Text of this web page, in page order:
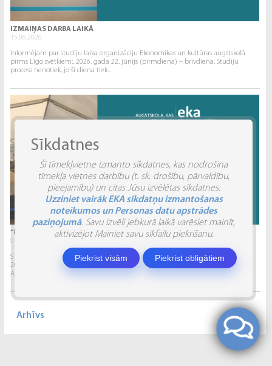
IZMAIŅAS DARBA LAIKĀ
15.06.2026.
Informējam par studiju laika organizāciju Ekonomikas un kultūras augstskolā
pirms Līgo svētkiem:. 2026. gada 22. jūnijs (pirmdiena) – brīvdiena. Studiju
process nenotiek, jo šī diena tiek...
“INVENTIO 2026” ATSKATS
04.06.2026.
STUDĒJOŠO STARPTAUTISKĀ ZINĀTNISKI PRAKTISKĀ KONFERENCE “INVENTIO 2026”.
2026. gada 29. un 30. maijā Ekonomikas un kultūras augstskola sadarbībā ar
Alberta Koledžu organizēja Studējošo...
Arhīvs
Sīkdatnes
Šī tīmekļvietne izmanto sīkdatnes, kas nodrošina
tīmekļa vietnes darbību (t. sk. drošību, pārvaldību,
pieejamību) un citas Jūsu izvēlētas sīkdatnes.
Uzziniet vairāk EKA sīkdatņu izmantošanas
noteikumos un Personas datu apstrādes
paziņojumā. Savu izvēli jebkurā laikā varēsiet mainīt,
aktivizējot Mainiet savu sīkfailu piekrišanu.
Piekrist visām Piekrist obligātiem